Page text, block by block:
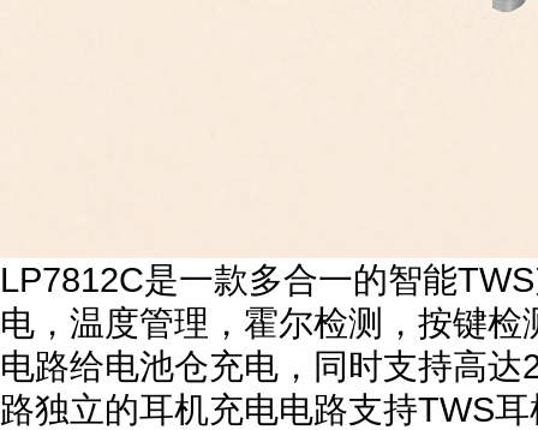
LP7812C是一款多合一的智能
电，温度管理，霍尔检测，按键
电路给电池仓充电，同时支持高
路独立的耳机充电电路支持TWS